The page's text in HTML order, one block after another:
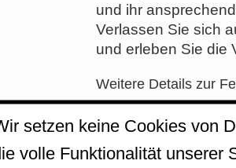
und ihr
Verlassen Sie sich
und erleben Sie die
Weitere Details zur
Ferretti Yachts
Zum Verkauf steht
2012. Die Yacht
setzen keine Cookies von
volle Funktionalität unserer